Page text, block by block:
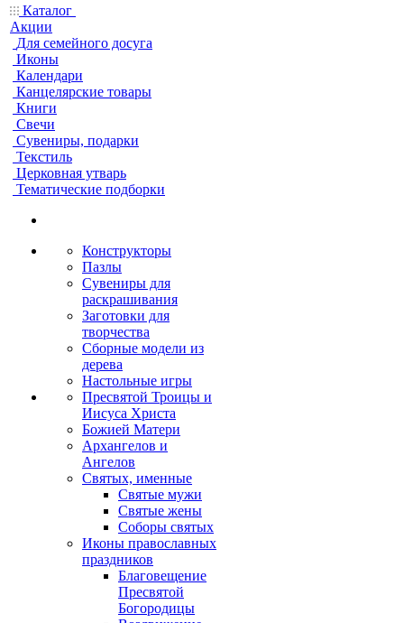
Каталог
Акции
Для семейного досуга
Иконы
Календари
Канцелярские товары
Книги
Свечи
Сувениры, подарки
Текстиль
Церковная утварь
Тематические подборки
Конструкторы
Пазлы
Сувениры для
раскрашивания
Заготовки для
творчества
Сборные модели из
дерева
Настольные игры
Пресвятой Троицы и
Иисуса Христа
Божией Матери
Архангелов и
Ангелов
Святых, именные
Святые мужи
Святые жены
Соборы святых
Иконы православных
праздников
Благовещение
Пресвятой
Богородицы